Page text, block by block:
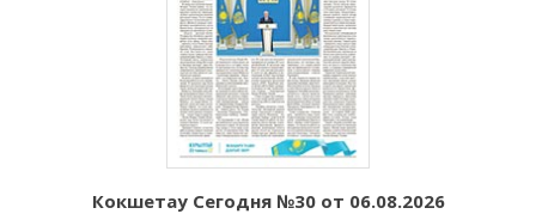
Кокшетау Сегодня №30 от 06.08.2026